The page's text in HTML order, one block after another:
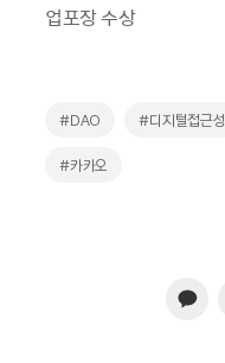
업포장 수상
#DAO #디지털접근성
#카카오